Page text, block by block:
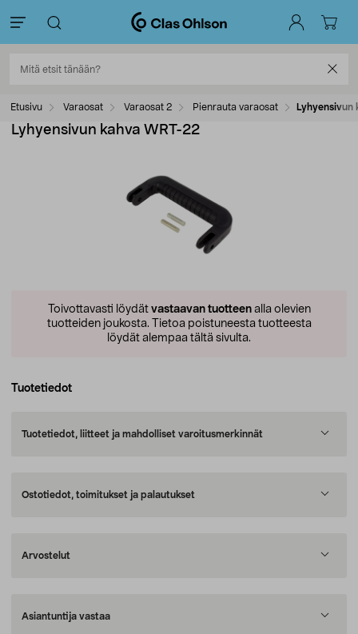
Etusivu Varaosat Varaosat 2 Pienrauta varaosat Lyhyensivun
Lyhyensivun kahva WRT-22
Toivottavasti löydät vastaavan tuotteenalla olevien
tuotteiden joukosta. Tietoa poistuneesta tuotteesta
löydät alempaa tältä sivulta.
Tuotetiedot
Tuotetiedot, liitteet ja mahdolliset varoitusmerkinnät
Ostotiedot, toimitukset ja palautukset
Arvostelut
Asiantuntija vastaa